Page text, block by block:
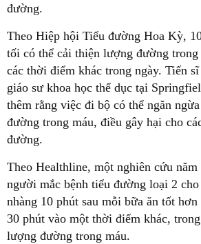
tối có thể cải thiện lượng đường
các thời điểm khác trong ngày. Tiến
giáo sư khoa học thể dục tại
thêm rằng việc đi bộ có thể ngăn
đường trong máu, điều gây hại cho
người mắc bệnh tiểu đường loại 2
nhàng 10 phút sau mỗi bữa ăn tốt
30 phút vào một thời điểm khác,